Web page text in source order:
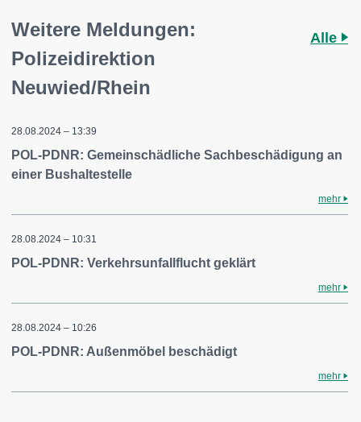
Weitere Meldungen:
Polizeidirektion
Neuwied/Rhein
Alle
28.08.2024 – 13:39
POL-PDNR: Gemeinschädliche Sachbeschädigung an
einer Bushaltestelle
mehr
28.08.2024 – 10:31
POL-PDNR: Verkehrsunfallflucht geklärt
mehr
28.08.2024 – 10:26
POL-PDNR: Außenmöbel beschädigt
mehr